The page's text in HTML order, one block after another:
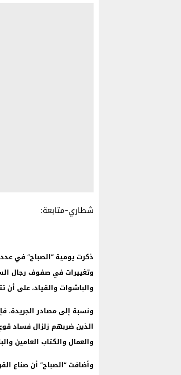
شطاري-متابعة:
ذكرت يومية “الصباح” في
وتغييرات في صفوف رجال
والباشوات والقياد، على
ونسبة إلى مصادر الجريدة،
الذين ضربهم زلزال فساد
والعمال والكتاب العامين
وأضافت “الصباح” أن صناع